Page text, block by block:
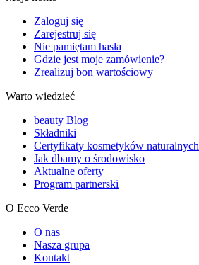
Zaloguj się
Zarejestruj się
Nie pamiętam hasła
Gdzie jest moje zamówienie?
Zrealizuj bon wartościowy
Warto wiedzieć
beauty Blog
Składniki
Certyfikaty kosmetyków naturalnych
Jak dbamy o środowisko
Aktualne oferty
Program partnerski
O Ecco Verde
O nas
Nasza grupa
Kontakt